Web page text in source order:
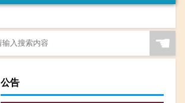
☚
公告